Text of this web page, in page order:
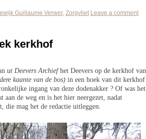
Guillaume Verwer, Zorgvliet Leave a comment
kerkhof
ut Deevers Archiefhet Deevers op de kerkhof van
kaante van de bos) in een hoek van dit kerkhof
ingang van deze dodenakker ? Of was het
de weg en is het hier neergezet, nadat
die mag het de redactie uitleggen.